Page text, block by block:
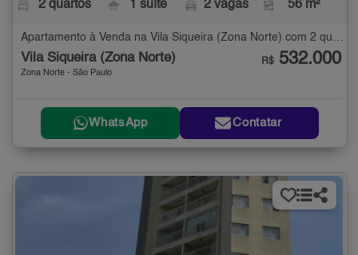
2 quartos 1 suíte 2 vagas 56 m²
Apartamento à Venda na Vila Siqueira (Zona Norte) com 2 quartos - 56 m²
Vila Siqueira (Zona Norte)
Zona Norte - São Paulo
R$ 532.000
WhatsApp Contatar